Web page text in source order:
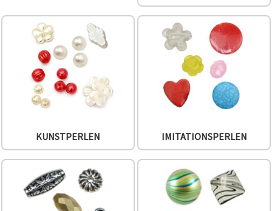
jederzeit
widerrufen.
Impressum
Datenschutzerklärung
Richtlinie
Cookie-
Einstellungen
KUNSTPERLEN IMITATIONSPERLEN